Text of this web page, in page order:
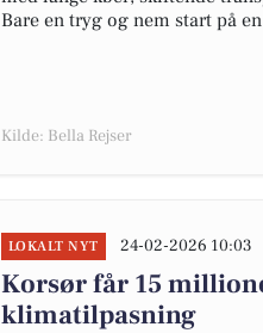
Bare en tryg og nem start på
Kilde: Bella Rejser
LOKALT NYT 24-02-2026 10:03
Korsør får 15
klimatilpasning